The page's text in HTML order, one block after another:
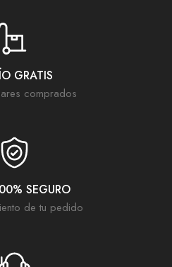
GRATIS
comprados
SEGURO
de tu pedido